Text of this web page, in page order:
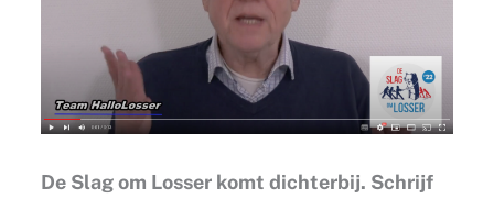
De Slag om Losser komt dichterbij. Schrijf